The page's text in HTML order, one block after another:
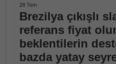
28 Tem
Brezilya çıkışlı
referans fiyat
beklentilerin
bazda yatay